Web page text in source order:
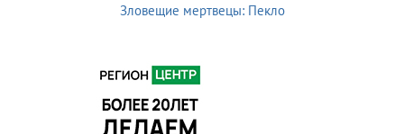
Зловещие мертвецы: Пекло